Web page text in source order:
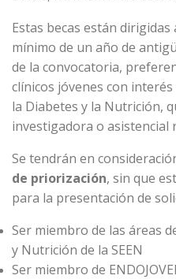
Estas becas están dirigidas
mínimo de un año de
de la convocatoria,
clínicos jóvenes con
la Diabetes y la Nutrición,
investigadora o asistencial
Se tendrán en
de priorización, sin que
para la presentación de
Ser miembro de las áreas
y Nutrición de la SEEN
Ser miembro de